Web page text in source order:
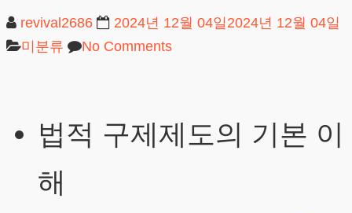
revival2686 2024년 12월 04일 2024년 12월 04일
미분류
No Comments
법적 구제제도의 기본 이
해